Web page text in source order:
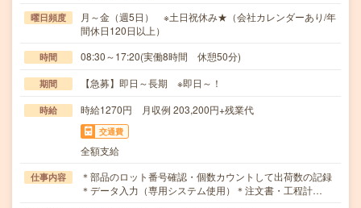
曜日頻度
月～金（週5日） ※土日祝休み★（会社カレンダーあり/年
間休日120日以上）
時間 08:30～17:20(実働8時間 休憩50分)
期間 【急募】即日～長期 ※即日～！
時給 時給1270円 月収例 203,200円+残業代
交通費
全額支給
仕事内容
＊部品のロット番号確認・個数カウントして出荷数の記録
＊データ入力（専用システム使用）＊注文書・工程計…